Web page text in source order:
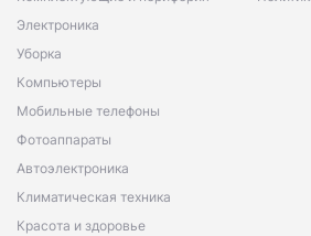
Электроника
Уборка
Компьютеры
Мобильные телефоны
Фотоаппараты
Автоэлектроника
Климатическая техника
Красота и здоровье